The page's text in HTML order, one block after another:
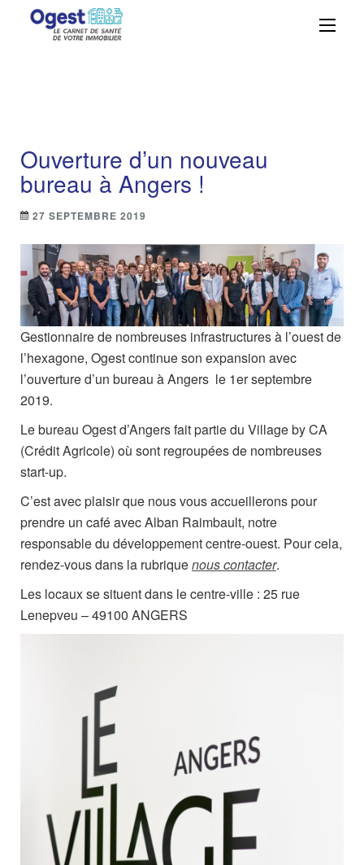
Ogest – La solution
Centralisez, suivez et maîtrisez vos
Ouverture d’un nouveau
bureau à Angers !
27 SEPTEMBRE 2019
Gestionnaire de nombreuses infrastructures à l’ouest de
l’hexagone, Ogest continue son expansion avec
l’ouverture d’un bureau à Angers le 1er septembre
2019.
Le bureau Ogest d’Angers fait partie du Village by CA
(Crédit Agricole) où sont regroupées de nombreuses
start-up.
C’est avec plaisir que nous vous accueillerons pour
prendre un café avec Alban Raimbault, notre
responsable du développement centre-ouest. Pour cela,
rendez-vous dans la rubriquenous contacter.
Les locaux se situent dans le centre-ville : 25 rue
Lenepveu – 49100 ANGERS